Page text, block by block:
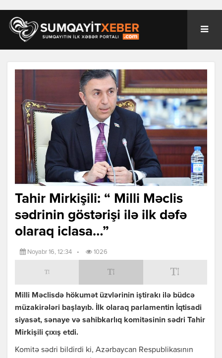
Tahir Mirkişili: “ Milli Məclis
sədrinin göstərişi ilə ilk dəfə
olaraq iclasa…”
Noyabr 16, 12:34 • 1026
Milli Məclisdə hökumət üzvlərinin iştirakı ilə büdcə
müzakirələri başlayıb. İlk olaraq parlamentin İqtisadi
siyasət, sənaye və sahibkarlıq komitəsinin sədri Tahir
Mirkişili çıxış etdi.
Komitə sədri bildirdi ki, Azərbaycan Respublikasının